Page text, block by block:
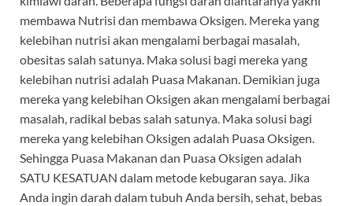
membawa Nutrisi dan membawa Oksigen. Mereka yang
kelebihan nutrisi akan mengalami berbagai masalah,
obesitas salah satunya. Maka solusi bagi mereka yang
kelebihan nutrisi adalah Puasa Makanan. Demikian juga
mereka yang kelebihan Oksigen akan mengalami berbagai
masalah, radikal bebas salah satunya. Maka solusi bagi
mereka yang kelebihan Oksigen adalah Puasa Oksigen.
Sehingga Puasa Makanan dan Puasa Oksigen adalah
SATU KESATUAN dalam metode kebugaran saya. Jika
Anda ingin darah dalam tubuh Anda bersih, sehat, bebas